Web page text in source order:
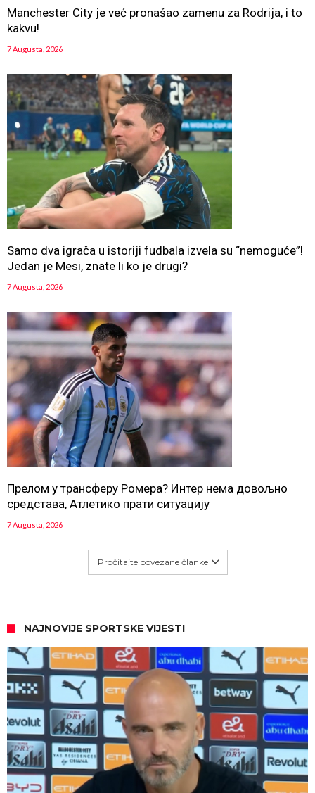
Manchester City je već pronašao zamenu za Rodrija, i to
kakvu!
7 Augusta, 2026
Samo dva igrača u istoriji fudbala izvela su “nemoguće”!
Jedan je Mesi, znate li ko je drugi?
7 Augusta, 2026
Прелом у трансферу Ромера? Интер нема довољно
средстава, Атлетико прати ситуацију
7 Augusta, 2026
Pročitajte povezane članke
NAJNOVIJE SPORTSKE VIJESTI